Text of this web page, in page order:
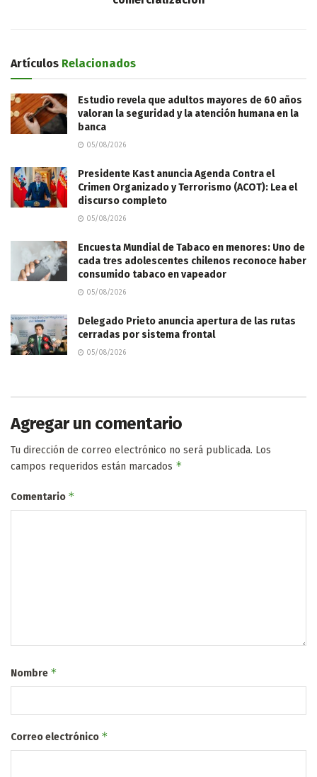
Artículos Relacionados
Estudio revela que adultos mayores de 60 años
valoran la seguridad y la atención humana en la
banca
05/08/2026
Presidente Kast anuncia Agenda Contra el
Crimen Organizado y Terrorismo (ACOT): Lea el
discurso completo
05/08/2026
Encuesta Mundial de Tabaco en menores: Uno de
cada tres adolescentes chilenos reconoce haber
consumido tabaco en vapeador
05/08/2026
Delegado Prieto anuncia apertura de las rutas
cerradas por sistema frontal
05/08/2026
Agregar un comentario
Tu dirección de correo electrónico no será publicada. Los
campos requeridos están marcados *
Comentario *
Nombre *
Correo electrónico *